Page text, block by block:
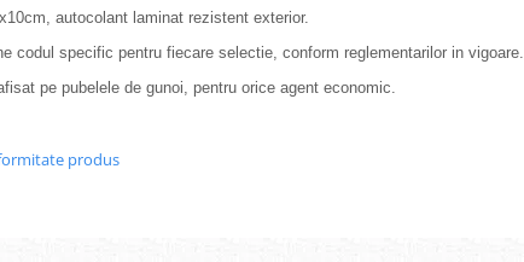
autocolant laminat rezistent exterior.
codul specific pentru fiecare selectie, conform reglementarilor in vigoare.
pe pubelele de gunoi, pentru orice agent economic.
produs